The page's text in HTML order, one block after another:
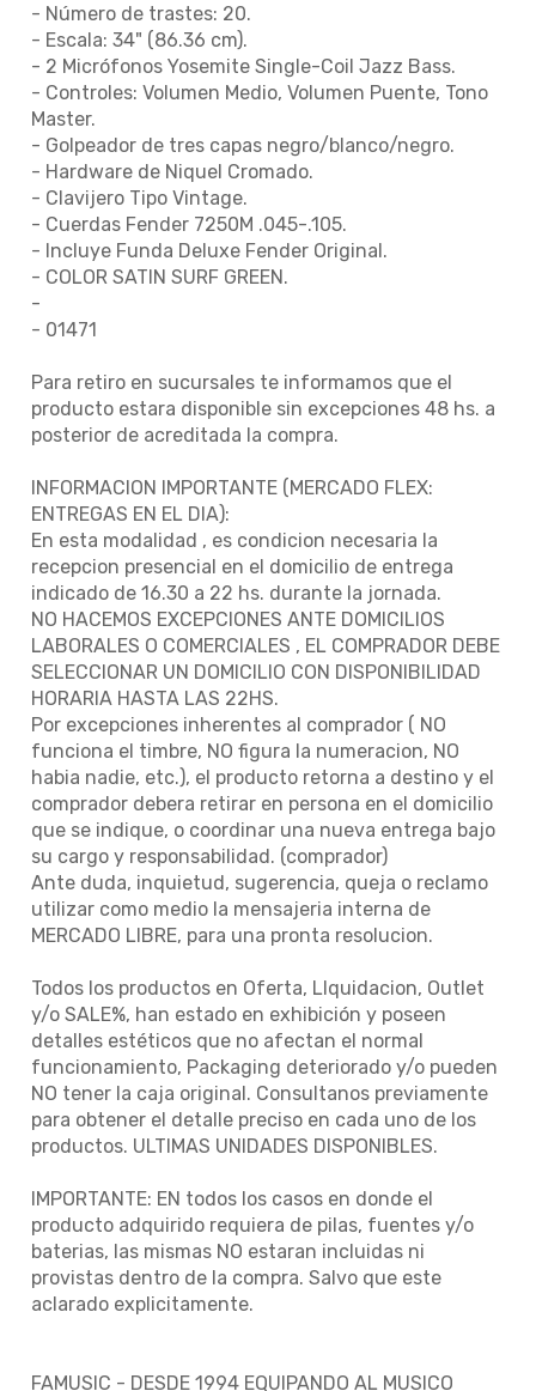
- Número de trastes: 20.
- Escala: 34" (86.36 cm).
- 2 Micrófonos Yosemite Single-Coil Jazz Bass.
- Controles: Volumen Medio, Volumen Puente, Tono
Master.
- Golpeador de tres capas negro/blanco/negro.
- Hardware de Niquel Cromado.
- Clavijero Tipo Vintage.
- Cuerdas Fender 7250M .045-.105.
- Incluye Funda Deluxe Fender Original.
- COLOR SATIN SURF GREEN.
-
- 01471
Para retiro en sucursales te informamos que el
producto estara disponible sin excepciones 48 hs. a
posterior de acreditada la compra.
INFORMACION IMPORTANTE (MERCADO FLEX:
ENTREGAS EN EL DIA):
En esta modalidad , es condicion necesaria la
recepcion presencial en el domicilio de entrega
indicado de 16.30 a 22 hs. durante la jornada.
NO HACEMOS EXCEPCIONES ANTE DOMICILIOS
LABORALES O COMERCIALES , EL COMPRADOR DEBE
SELECCIONAR UN DOMICILIO CON DISPONIBILIDAD
HORARIA HASTA LAS 22HS.
Por excepciones inherentes al comprador ( NO
funciona el timbre, NO figura la numeracion, NO
habia nadie, etc.), el producto retorna a destino y el
comprador debera retirar en persona en el domicilio
que se indique, o coordinar una nueva entrega bajo
su cargo y responsabilidad. (comprador)
Ante duda, inquietud, sugerencia, queja o reclamo
utilizar como medio la mensajeria interna de
MERCADO LIBRE, para una pronta resolucion.
Todos los productos en Oferta, LIquidacion, Outlet
y/o SALE%, han estado en exhibición y poseen
detalles estéticos que no afectan el normal
funcionamiento, Packaging deteriorado y/o pueden
NO tener la caja original. Consultanos previamente
para obtener el detalle preciso en cada uno de los
productos. ULTIMAS UNIDADES DISPONIBLES.
IMPORTANTE: EN todos los casos en donde el
producto adquirido requiera de pilas, fuentes y/o
baterias, las mismas NO estaran incluidas ni
provistas dentro de la compra. Salvo que este
aclarado explicitamente.
FAMUSIC - DESDE 1994 EQUIPANDO AL MUSICO